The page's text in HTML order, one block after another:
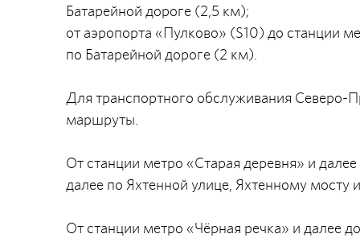
Батарейной дороге (2,5 км);
от аэропорта «Пулково» (S10) до станции
по Батарейной дороге (2 км).
Для транспортного обслуживания Северо-
маршруты.
От станции метро «Старая деревня» и
далее по Яхтенной улице, Яхтенному мосту
От станции метро «Чёрная речка» и